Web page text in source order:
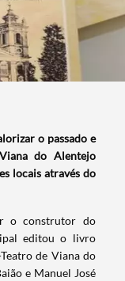
o passado e
do Alentejo
locais através do
o construtor do
editou o livro
de Viana do
e Manuel José